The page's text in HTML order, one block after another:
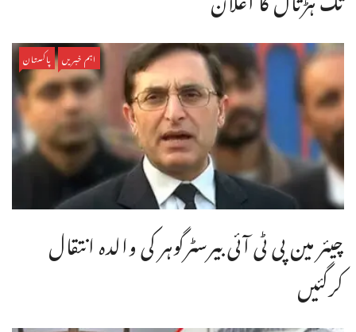
اہم خبریں پاکستان
چیئر مین پی ٹی آئی بیرسٹرگوہر کی والدہ انتقال
کرگئیں